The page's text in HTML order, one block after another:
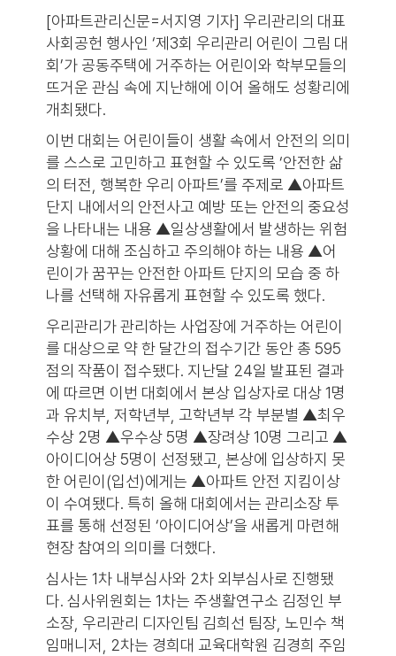
[아파트관리신문=서지영 기자] 우리관리의 대표
사회공헌 행사인 ‘제3회 우리관리 어린이 그림 대
회’가 공동주택에 거주하는 어린이와 학부모들의
뜨거운 관심 속에 지난해에 이어 올해도 성황리에
개최됐다.
이번 대회는 어린이들이 생활 속에서 안전의 의미
를 스스로 고민하고 표현할 수 있도록 ‘안전한 삶
의 터전, 행복한 우리 아파트’를 주제로 ▲아파트
단지 내에서의 안전사고 예방 또는 안전의 중요성
을 나타내는 내용 ▲일상생활에서 발생하는 위험
상황에 대해 조심하고 주의해야 하는 내용 ▲어
린이가 꿈꾸는 안전한 아파트 단지의 모습 중 하
나를 선택해 자유롭게 표현할 수 있도록 했다.
우리관리가 관리하는 사업장에 거주하는 어린이
를 대상으로 약 한 달간의 접수기간 동안 총 595
점의 작품이 접수됐다. 지난달 24일 발표된 결과
에 따르면 이번 대회에서 본상 입상자로 대상 1명
과 유치부, 저학년부, 고학년부 각 부분별 ▲최우
수상 2명 ▲우수상 5명 ▲장려상 10명 그리고 ▲
아이디어상 5명이 선정됐고, 본상에 입상하지 못
한 어린이(입선)에게는 ▲아파트 안전 지킴이상
이 수여됐다. 특히 올해 대회에서는 관리소장 투
표를 통해 선정된 ‘아이디어상’을 새롭게 마련해
현장 참여의 의미를 더했다.
심사는 1차 내부심사와 2차 외부심사로 진행됐
다. 심사위원회는 1차는 주생활연구소 김정인 부
소장, 우리관리 디자인팀 김희선 팀장, 노민수 책
임매니저, 2차는 경희대 교육대학원 김경희 주임